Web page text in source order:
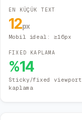
EN KÜÇÜK TEXT
12px
Mobil ideal: ≥16px
FIXED KAPLAMA
%14
Sticky/fixed viewport
kaplama